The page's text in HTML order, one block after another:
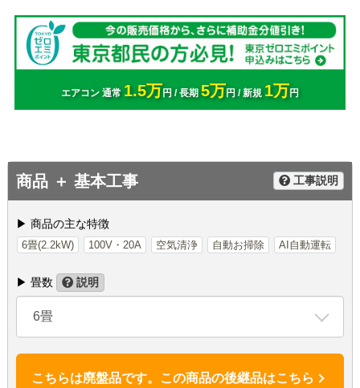
エアコン 通常 1.5万円 / 長期 5万円 / 新規 1万円
商品 ＋ 基本工事 工事説明
▶ 商品の主な特徴
6畳(2.2kW) 100V・20A 空気清浄 自動お掃除 AI自動運転
▶ 畳数 説明
6畳
こちらは廃盤品です。この商品の後継品はこちら